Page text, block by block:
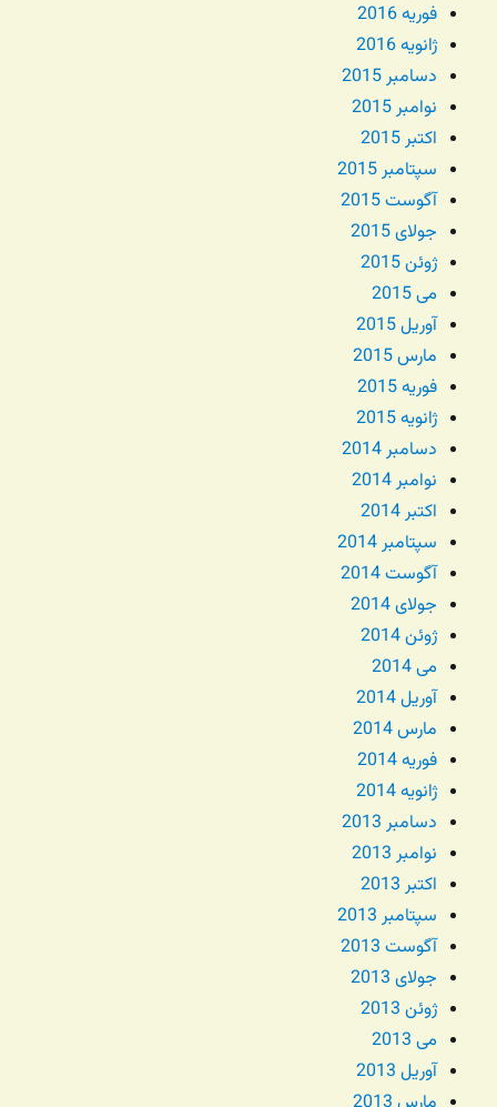
فوریه 2016
ژانویه 2016
دسامبر 2015
نوامبر 2015
اکتبر 2015
سپتامبر 2015
آگوست 2015
جولای 2015
ژوئن 2015
می 2015
آوریل 2015
مارس 2015
فوریه 2015
ژانویه 2015
دسامبر 2014
نوامبر 2014
اکتبر 2014
سپتامبر 2014
آگوست 2014
جولای 2014
ژوئن 2014
می 2014
آوریل 2014
مارس 2014
فوریه 2014
ژانویه 2014
دسامبر 2013
نوامبر 2013
اکتبر 2013
سپتامبر 2013
آگوست 2013
جولای 2013
ژوئن 2013
می 2013
آوریل 2013